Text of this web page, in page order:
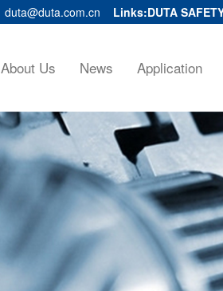
duta@duta.com.cn Links:DUTA
About Us News Application